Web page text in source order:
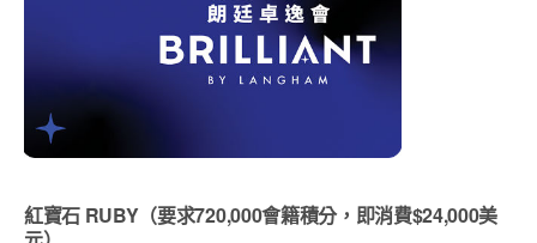
紅寶石 RUBY（要求720,000會籍積分，即消費$24,000美